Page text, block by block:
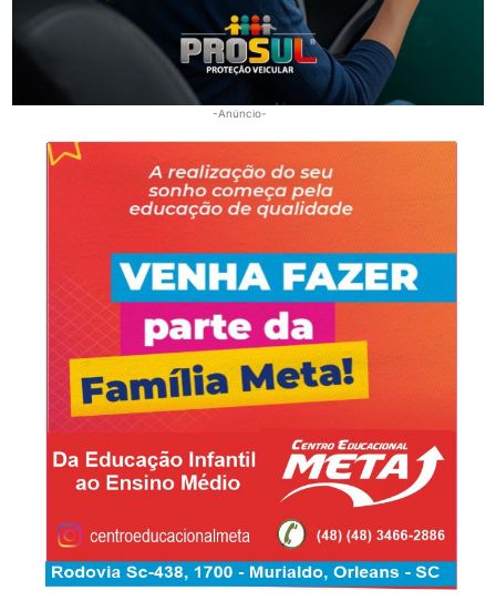
Segurança
Homem que beijou criança de 11 anos à força agora
terá de indenizar vítima e familiar
-Anúncio-